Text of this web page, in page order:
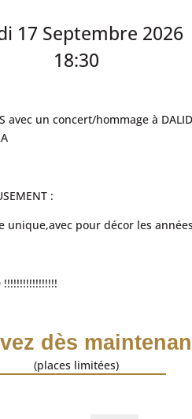
17 Septembre 2026
18:30
avec un concert/hommage à
:
pour décor les années
dès
(places limitées)